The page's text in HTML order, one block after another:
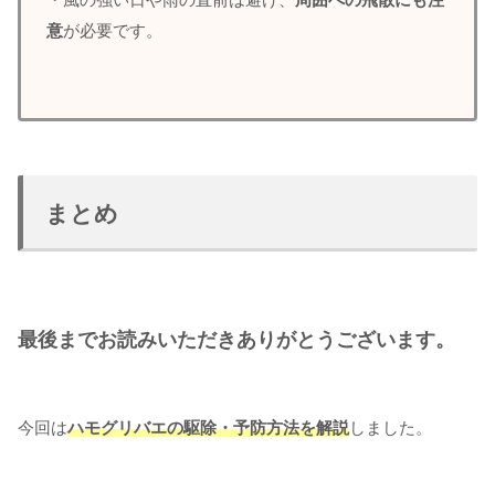
意が必要です。
まとめ
最後までお読みいただきありがとうございます。
今回はハモグリバエの駆除・予防方法を解説しました。